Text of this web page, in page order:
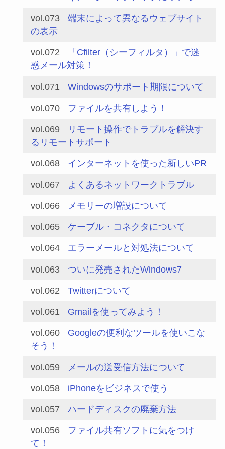
vol.073
端末によって異なるウェブサイト
の表示
vol.072
「Cfilter（シーフィルタ）」で迷
惑メール対策！
vol.071 Windowsのサポート期限について
vol.070 ファイルを共有しよう！
vol.069
リモート操作でトラブルを解決す
るリモートサポート
vol.068 インターネットを使った新しいPR
vol.067 よくあるネットワークトラブル
vol.066 メモリーの増設について
vol.065 ケーブル・コネクタについて
vol.064 エラーメールと対処法について
vol.063 ついに発売されたWindows7
vol.062 Twitterについて
vol.061 Gmailを使ってみよう！
vol.060
Googleの便利なツールを使いこな
そう！
vol.059 メールの送受信方法について
vol.058 iPhoneをビジネスで使う
vol.057 ハードディスクの廃棄方法
vol.056
ファイル共有ソフトに気をつけ
て！